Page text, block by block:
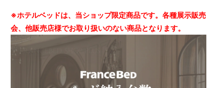
※ホテルベッドは、当ショップ限定商品です。各種展示販売
会、他販売店様でお取り扱いのない商品となります。